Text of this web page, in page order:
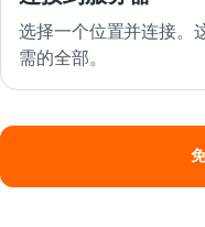
选择一个位置并连接。
需的全部。